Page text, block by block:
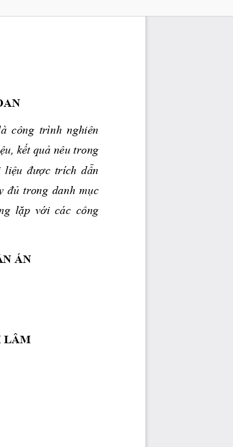
công  trình  nghiên
kết quả nêu trong
liệu được
  trích
dẫn
đủ
  trong  danh
mục
lặp với
  các  công
ÁN
LÂM